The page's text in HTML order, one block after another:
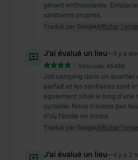
gérant enthousiaste.
sanitaires propres.
Traduit par GoogleAfficher
J'ai évalué un lieu—il y a
Sitecode: 45496
Joli camping dans un quartier
parfait et les sanitaires sont
également situé le long d'une
cyclable. Nous n'avons pas
d'où l'étoile en moins.
Traduit par GoogleAfficher
J'ai évalué un lieu—il y a 2